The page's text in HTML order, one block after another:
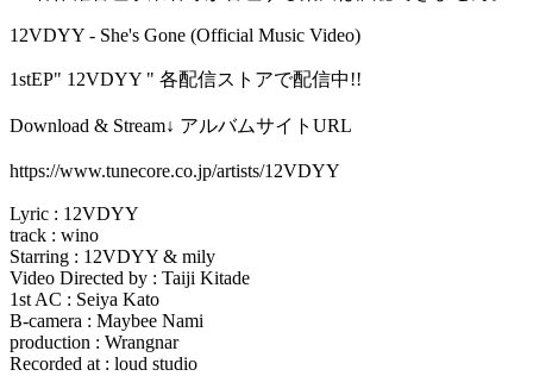
12VDYY - She's Gone (Official Music Video)
1stEP" 12VDYY " 各配信ストアで配信中!!
Download & Stream↓ アルバムサイトURL
https://www.tunecore.co.jp/artists/12VDYY
Lyric : 12VDYY
track : wino
Starring : 12VDYY & mily
Video Directed by : Taiji Kitade
1st AC : Seiya Kato
B-camera : Maybee Nami
production : Wrangnar
Recorded at : loud studio